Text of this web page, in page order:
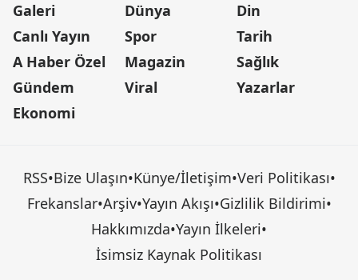
Galeri
Canlı Yayın
A Haber Özel
Gündem
Ekonomi
Dünya
Spor
Magazin
Viral
Din
Tarih
Sağlık
Yazarlar
RSS•Bize Ulaşın•Künye/İletişim•Veri Politikası•
Frekanslar•Arşiv•Yayın Akışı•Gizlilik Bildirimi•
Hakkımızda•Yayın İlkeleri•
İsimsiz Kaynak Politikası